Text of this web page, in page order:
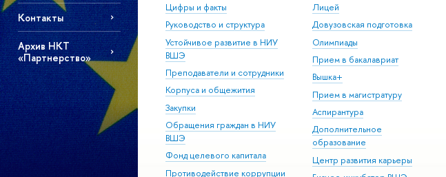
Контакты
Архив НКТ
«Партнерство»
Цифры и факты
Руководство и структура
Устойчивое развитие в НИУ
ВШЭ
Преподаватели и сотрудники
Корпуса и общежития
Закупки
Обращения граждан в НИУ
ВШЭ
Фонд целевого капитала
Противодействие коррупции
Лицей
Довузовская подготовка
Олимпиады
Прием в бакалавриат
Вышка+
Прием в магистратуру
Аспирантура
Дополнительное
образование
Центр развития карьеры